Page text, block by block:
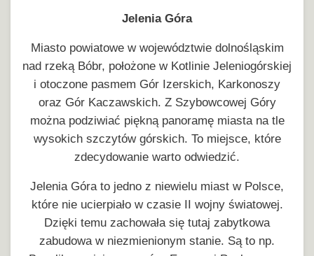
Jelenia Góra
Miasto powiatowe w województwie dolnośląskim
nad rzeką Bóbr, położone w Kotlinie Jeleniogórskiej
i otoczone pasmem Gór Izerskich, Karkonoszy
oraz Gór Kaczawskich. Z Szybowcowej Góry
można podziwiać piękną panoramę miasta na tle
wysokich szczytów górskich. To miejsce, które
zdecydowanie warto odwiedzić.
Jelenia Góra to jedno z niewielu miast w Polsce,
które nie ucierpiało w czasie II wojny światowej.
Dzięki temu zachowała się tutaj zabytkowa
zabudowa w niezmienionym stanie. Są to np.